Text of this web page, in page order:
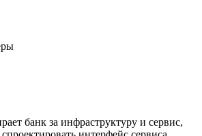
банк за инфраструктуру и сервис,